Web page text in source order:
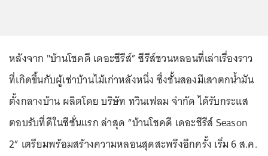
หลังจาก "บ้านโชคดี เดอะซีรีส์” ซีรีส์ชวนหลอนที่เล่าเรื่องราว
ที่เกิดขึ้นกับผู้เช่าบ้านไม้เก่าหลังหนึ่ง ซึ่งชั้นสองมีเสาตกน้ำมัน
ตั้งกลางบ้าน ผลิตโดย บริษัท ทวินเฟลม จำกัด ได้รับกระแส
ตอบรับที่ดีในซีซั่นแรก ล่าสุด “บ้านโชคดี เดอะชีรีส์ Season
2” เตรียมพร้อมสร้างความหลอนสุดสะพรึงอีกครั้ง เริ่ม 6 ส.ค.